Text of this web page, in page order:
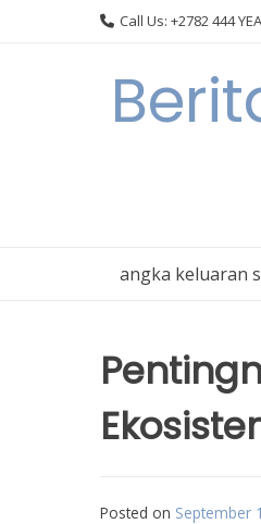
Call Us: +2782 444
angka keluaran
Posted on September